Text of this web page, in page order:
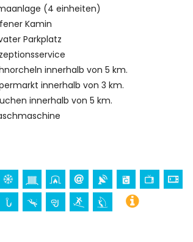
in Benissa, Costa Blanca
der Verlassenen), Burg (Moraira), Ruine
(Moraira) und historischer Ort (Moraira)
Angeln, Tauchen, Schnorcheln, Surfen
(4 einheiten)
Kamin
Parkplatz
innerhalb von 5 km.
innerhalb von 3 km.
innerhalb von 5 km.